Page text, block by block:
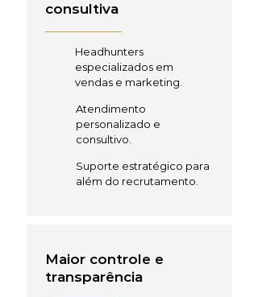
consultiva
Headhunters
especializados em
vendas e marketing.
Atendimento
personalizado e
consultivo.
Suporte estratégico para
além do recrutamento.
Maior controle e
transparência